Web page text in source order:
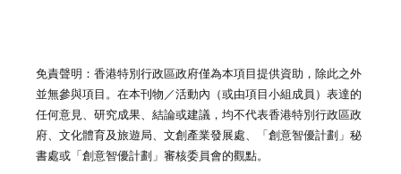
免責聲明：香港特別行政區政府僅為本項目提供資助，除此之外
並無參與項目。在本刊物／活動內（或由項目小組成員）表達的
任何意見、研究成果、結論或建議，均不代表香港特別行政區政
府、文化體育及旅遊局、文創產業發展處、「創意智優計劃」秘
書處或「創意智優計劃」審核委員會的觀點。